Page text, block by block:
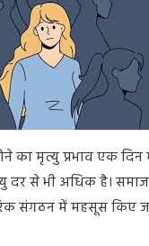
का मृत्यु प्रभाव एक
दर से भी अधिक है।
संगठन में महसूस किए